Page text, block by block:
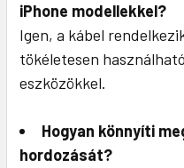
iPhone modellekkel?
Igen, a kábel
tökéletesen
eszközökkel.
Hogyan könnyíti
hordozását?